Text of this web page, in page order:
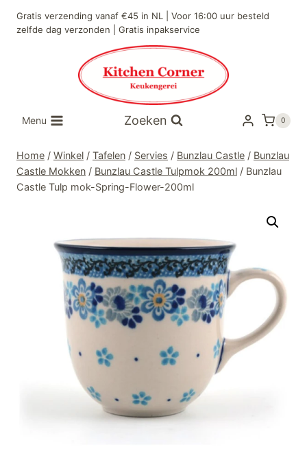
naar
Gratis verzending vanaf €45 in NL | Voor 16:00 uur besteld
zelfde dag verzonden | Gratis inpakservice
Menu Zoeken 0
Home / Winkel / Tafelen / Servies / Bunzlau Castle / Bunzlau
Castle Mokken / Bunzlau Castle Tulpmok 200ml / Bunzlau
Castle Tulp mok-Spring-Flower-200ml